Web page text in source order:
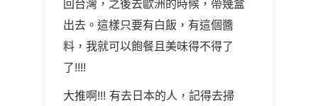
回台灣，之後去歐洲的時候，帶幾盒
出去。這樣只要有白飯，有這個醬
料，我就可以飽餐且美味得不得了
了!!!!
大推啊!!! 有去日本的人，記得去掃